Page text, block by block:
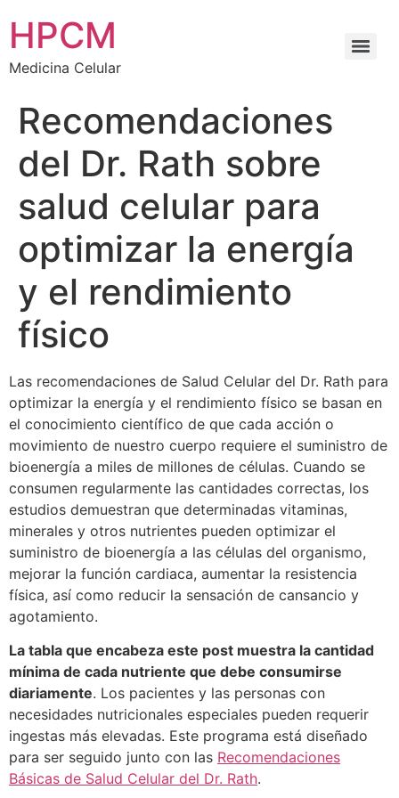
HPCM
Medicina Celular
Recomendaciones
del Dr. Rath sobre
salud celular para
optimizar la energía
y el rendimiento
físico
Las recomendaciones de Salud Celular del Dr. Rath para
optimizar la energía y el rendimiento físico se basan en
el conocimiento científico de que cada acción o
movimiento de nuestro cuerpo requiere el suministro de
bioenergía a miles de millones de células. Cuando se
consumen regularmente las cantidades correctas, los
estudios demuestran que determinadas vitaminas,
minerales y otros nutrientes pueden optimizar el
suministro de bioenergía a las células del organismo,
mejorar la función cardiaca, aumentar la resistencia
física, así como reducir la sensación de cansancio y
agotamiento.
La tabla que encabeza este post muestra la cantidad
mínima de cada nutriente que debe consumirse
diariamente. Los pacientes y las personas con
necesidades nutricionales especiales pueden requerir
ingestas más elevadas. Este programa está diseñado
para ser seguido junto con las Recomendaciones
Básicas de Salud Celular del Dr. Rath.